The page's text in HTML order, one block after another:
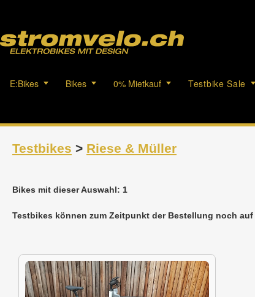
E:Bikes Bikes 0% Mietkauf Testbike Sale
Testbikes > Riese & Müller
Bikes mit dieser Auswahl: 1
Testbikes können zum Zeitpunkt der Bestellung noch